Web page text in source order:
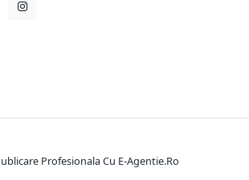
Profesionala Cu E-Agentie.ro